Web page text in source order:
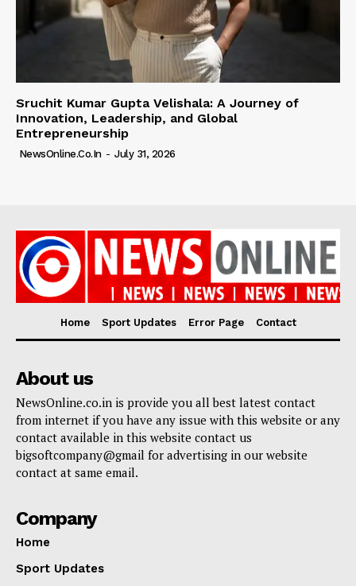
Sruchit Kumar Gupta Velishala: A Journey of
Innovation, Leadership, and Global
Entrepreneurship
NewsOnline.co.in - July 31, 2026
Home Sport Updates Error Page Contact
About us
NewsOnline.co.in is provide you all best latest contact
from internet if you have any issue with this website or any
contact available in this website contact us
bigsoftcompany@gmail for advertising in our website
contact at same email.
Company
Home
Sport Updates